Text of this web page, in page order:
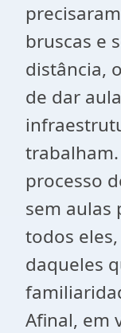
bruscas e
distância,
de dar
processo
sem aulas
todos
daqueles
Afinal, em